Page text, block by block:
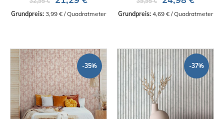
Grundpreis: 3,99 € / Quadratmeter Grundpreis: 4,69 € / Quadratmeter
-35% -37%